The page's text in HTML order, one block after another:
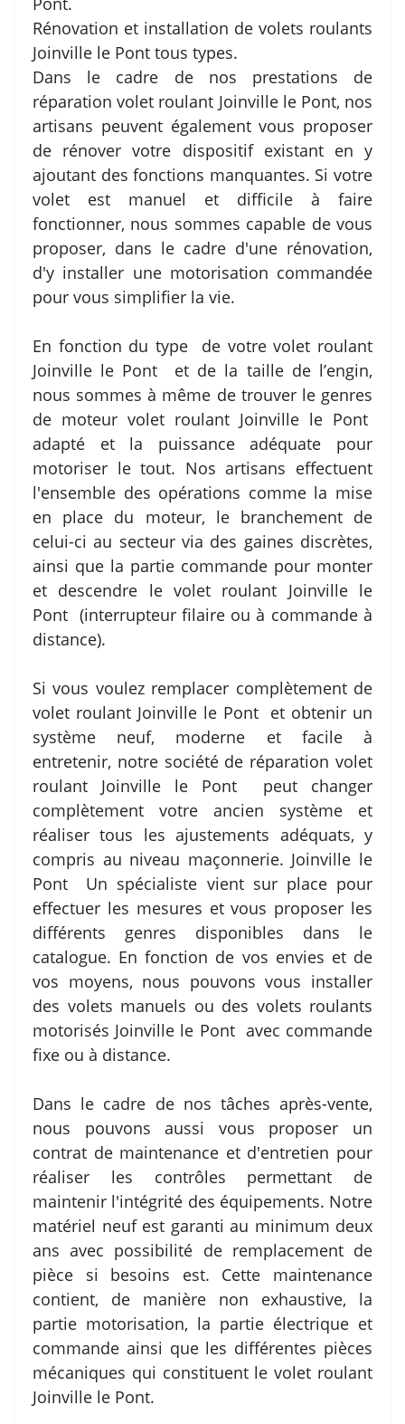
Rénovation et installation de volets roulants
Joinville le Pont tous types.
Dans le cadre de nos prestations de
réparation volet roulant Joinville le Pont, nos
artisans peuvent également vous proposer
de rénover votre dispositif existant en y
ajoutant des fonctions manquantes. Si votre
volet est manuel et difficile à faire
fonctionner, nous sommes capable de vous
proposer, dans le cadre d'une rénovation,
d'y installer une motorisation commandée
pour vous simplifier la vie.
En fonction du type de votre volet roulant
Joinville le Pont et de la taille de l’engin,
nous sommes à même de trouver le genres
de moteur volet roulant Joinville le Pont
adapté et la puissance adéquate pour
motoriser le tout. Nos artisans effectuent
l'ensemble des opérations comme la mise
en place du moteur, le branchement de
celui-ci au secteur via des gaines discrètes,
ainsi que la partie commande pour monter
et descendre le volet roulant Joinville le
Pont (interrupteur filaire ou à commande à
distance).
Si vous voulez remplacer complètement de
volet roulant Joinville le Pont et obtenir un
système neuf, moderne et facile à
entretenir, notre société de réparation volet
roulant Joinville le Pont peut changer
complètement votre ancien système et
réaliser tous les ajustements adéquats, y
compris au niveau maçonnerie. Joinville le
Pont Un spécialiste vient sur place pour
effectuer les mesures et vous proposer les
différents genres disponibles dans le
catalogue. En fonction de vos envies et de
vos moyens, nous pouvons vous installer
des volets manuels ou des volets roulants
motorisés Joinville le Pont avec commande
fixe ou à distance.
Dans le cadre de nos tâches après-vente,
nous pouvons aussi vous proposer un
contrat de maintenance et d'entretien pour
réaliser les contrôles permettant de
maintenir l'intégrité des équipements. Notre
matériel neuf est garanti au minimum deux
ans avec possibilité de remplacement de
pièce si besoins est. Cette maintenance
contient, de manière non exhaustive, la
partie motorisation, la partie électrique et
commande ainsi que les différentes pièces
mécaniques qui constituent le volet roulant
Joinville le Pont.